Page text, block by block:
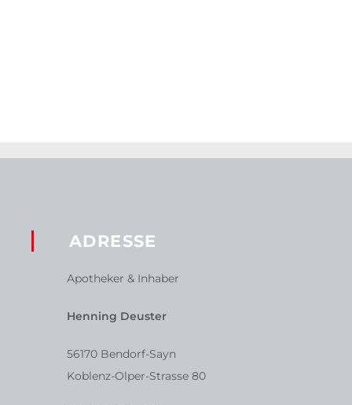
ADRESSE
Apotheker & Inhaber
Henning Deuster
56170 Bendorf-Sayn
Koblenz-Olper-Strasse 80